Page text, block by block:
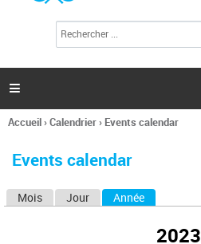
l
c
h
e

Vous
ici
Accueil›Calendrier› Events calendar
Events calendar
Mois Jour Année
2023